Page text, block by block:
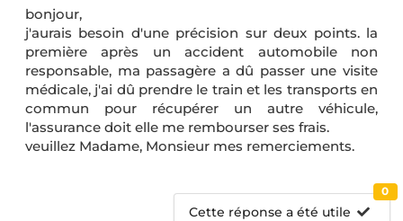
bonjour,
j'aurais besoin d'une précision sur deux points. la
première après un accident automobile non
responsable, ma passagère a dû passer une visite
médicale, j'ai dû prendre le train et les transports en
commun pour récupérer un autre véhicule,
l'assurance doit elle me rembourser ses frais.
veuillez Madame, Monsieur mes remerciements.
Cette réponse a été utile
0